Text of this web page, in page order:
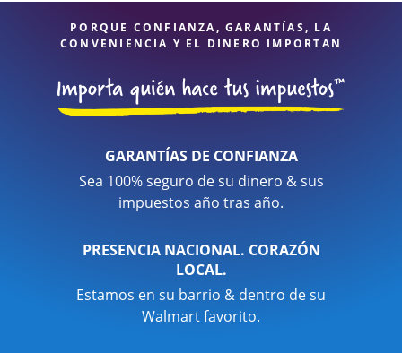
PORQUE CONFIANZA, GARANTÍAS, LA
CONVENIENCIA Y EL DINERO IMPORTAN
GARANTÍAS DE CONFIANZA
Sea 100% seguro de su dinero & sus
impuestos año tras año.
PRESENCIA NACIONAL. CORAZÓN
LOCAL.
Estamos en su barrio & dentro de su
Walmart favorito.